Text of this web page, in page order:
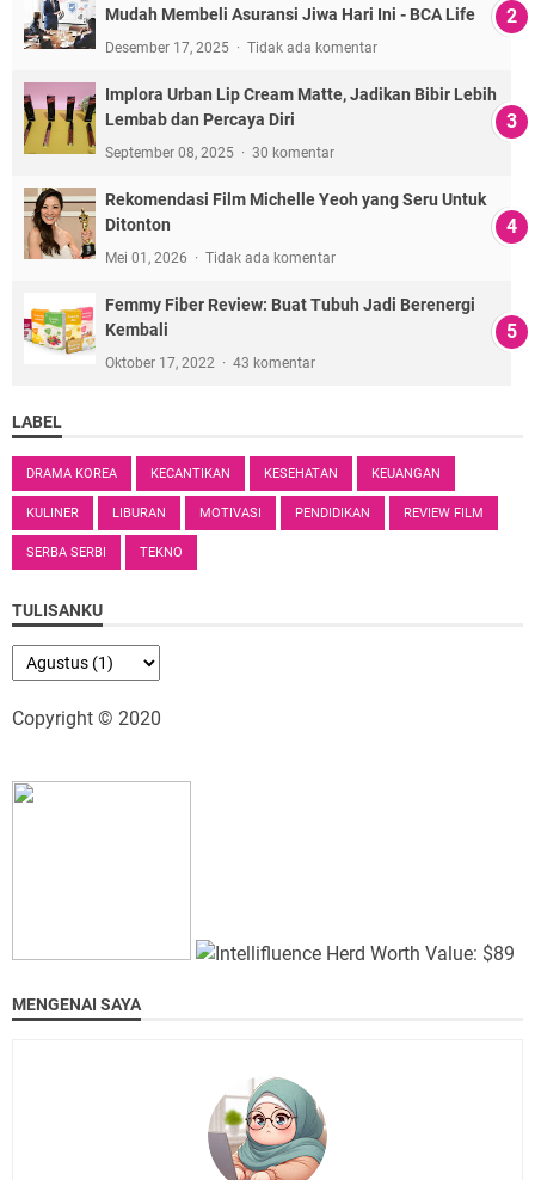
Mudah Membeli Asuransi Jiwa Hari Ini - BCA Life
Desember 17, 2025 Tidak ada komentar
Implora Urban Lip Cream Matte, Jadikan Bibir Lebih
Lembab dan Percaya Diri
September 08, 2025 30 komentar
Rekomendasi Film Michelle Yeoh yang Seru Untuk
Ditonton
Mei 01, 2026 Tidak ada komentar
Femmy Fiber Review: Buat Tubuh Jadi Berenergi
Kembali
Oktober 17, 2022 43 komentar
LABEL
DRAMA KOREA KECANTIKAN KESEHATAN KEUANGAN
KULINER LIBURAN MOTIVASI PENDIDIKAN REVIEW FILM
SERBA SERBI TEKNO
TULISANKU
Copyright © 2020
MENGENAI SAYA